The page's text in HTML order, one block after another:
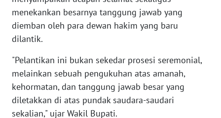
menekankan besarnya tanggung jawab yang
diemban oleh para dewan hakim yang baru
dilantik.
"Pelantikan ini bukan sekedar prosesi seremonial,
melainkan sebuah pengukuhan atas amanah,
kehormatan, dan tanggung jawab besar yang
diletakkan di atas pundak saudara-saudari
sekalian," ujar Wakil Bupati.
WN
SERAMBI
WN
JAMBI
WN
SULTRA